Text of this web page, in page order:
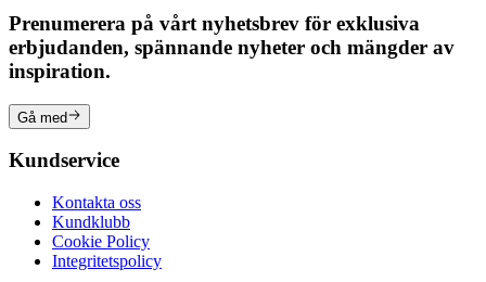
Prenumerera på vårt nyhetsbrev för exklusiva
erbjudanden, spännande nyheter och mängder av
inspiration.
Gå med
Kundservice
Kontakta oss
Kundklubb
Cookie Policy
Integritetspolicy